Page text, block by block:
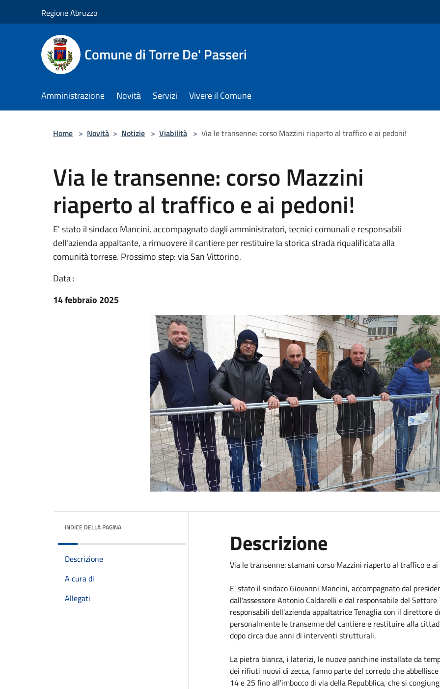
Regione Abruzzo
Comune di Torre De' Passeri
Amministrazione Novità Servizi Vivere il Comune
Home > Novità > Notizie > Viabilità > Via le transenne: corso Mazzini riaperto al traffico e ai pedoni!
Via le transenne: corso Mazzini
riaperto al traffico e ai pedoni!
E' stato il sindaco Mancini, accompagnato dagli amministratori, tecnici comunali e responsabili
dell'azienda appaltante, a rimuovere il cantiere per restituire la storica strada riqualificata alla
comunità torrese. Prossimo step: via San Vittorino.
Data :
14 febbraio 2025
INDICE DELLA PAGINA
Descrizione
A cura di
Allegati
Descrizione
Via le transenne: stamani corso Mazzini riaperto al traffico e
E' stato il sindaco Giovanni Mancini, accompagnato dal
dall'assessore Antonio Caldarelli e dal responsabile del
responsabili dell'azienda appaltatrice Tenaglia con il direttore
personalmente le transenne del cantiere e restituire alla
dopo circa due anni di interventi strutturali.
La pietra bianca, i laterizi, le nuove panchine installate da
dei rifiuti nuovi di zecca, fanno parte del corredo che
14 e 25 fino all'imbocco di via della Repubblica, che si